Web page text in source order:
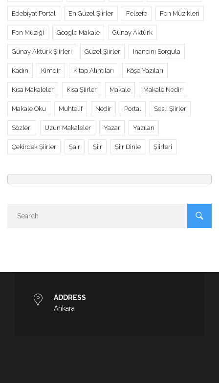
Edebiyat Portal En Güzel Şiirler Felsefe Fon Müzikleri
Fon Müziği Google Makale Günay Aktürk
Günay Aktürk Şiirleri Güzel Şiirler Inancını Sorgula
Kadın Kimdir Kitap Alıntıları Köşe Yazıları
Kısa Makaleler Kısa Şiirler Makale Makale Nedir
Makale Oku Muhtelif Nedir Portal Sesli Şiirler
Sözleri Uzun Makaleler Yazar Yazıları
Çekirdek Şiirler Şair Şiir Şiir Dinle Şiirleri
ADDRESS
Ankara